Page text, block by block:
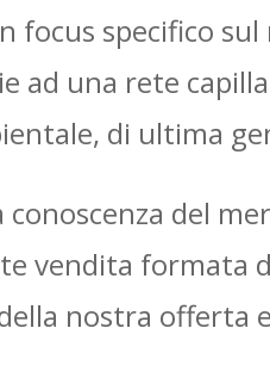
specifico sul
ad una rete
di ultima
del
vendita formata
nostra offerta